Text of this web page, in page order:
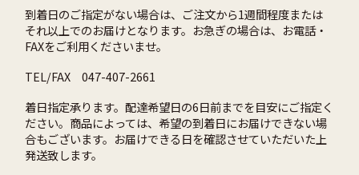
到着日のご指定がない場合は、ご注文から1週間程度または
それ以上でのお届けとなります。お急ぎの場合は、お電話・
FAXをご利用くださいませ。
TEL/FAX 047-407-2661
着日指定承ります。配達希望日の6日前までを目安にご指定く
ださい。商品によっては、希望の到着日にお届けできない場
合もございます。お届けできる日を確認させていただいた上
発送致します。